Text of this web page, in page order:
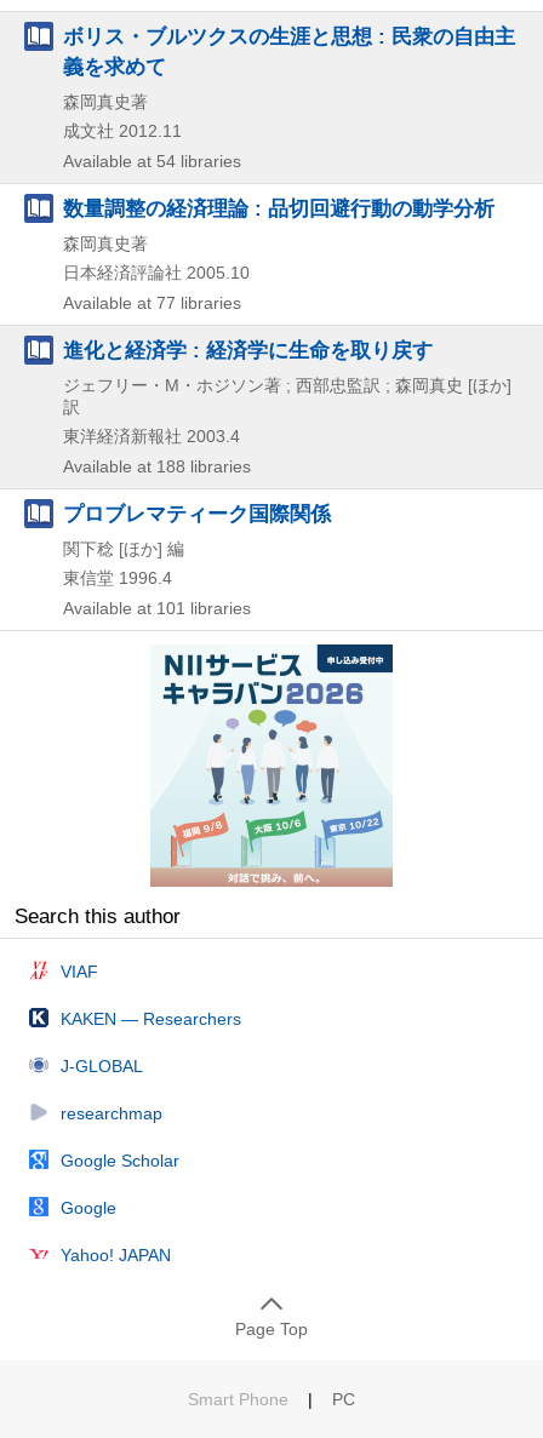
ボリス・ブルツクスの生涯と思想 : 民衆の自由主
義を求めて
森岡真史著
成文社 2012.11
Available at 54 libraries
数量調整の経済理論 : 品切回避行動の動学分析
森岡真史著
日本経済評論社 2005.10
Available at 77 libraries
進化と経済学 : 経済学に生命を取り戻す
ジェフリー・M・ホジソン著 ; 西部忠監訳 ; 森岡真史 [ほか]
訳
東洋経済新報社 2003.4
Available at 188 libraries
プロブレマティーク国際関係
関下稔 [ほか] 編
東信堂 1996.4
Available at 101 libraries
Search this author
VIAF
KAKEN — Researchers
J-GLOBAL
researchmap
Google Scholar
Google
Yahoo! JAPAN
Page Top
Smart Phone | PC